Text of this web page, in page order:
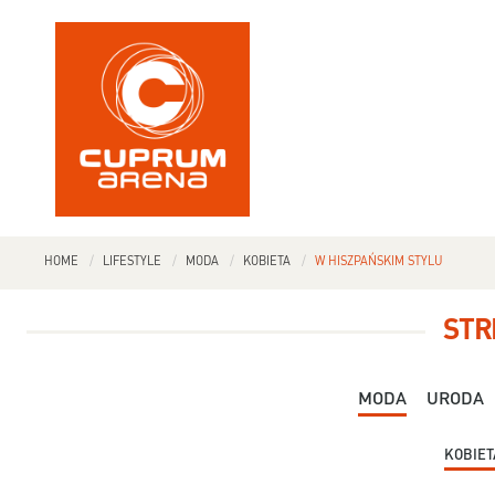
HOME LIFESTYLE MODA KOBIETA W HISZPAŃSKIM STYLU
MODA URODA